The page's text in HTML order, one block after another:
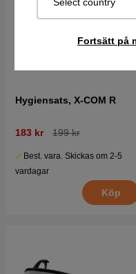
Fortsätt på
Hygiensats, X-COM R
183 kr 199 kr
Best. vara. Skickas om 2-5
vardagar
Köp